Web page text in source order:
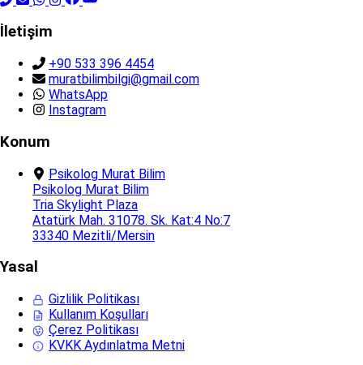
İletişim
+90 533 396 4454
muratbilimbilgi@gmail.com
WhatsApp
Instagram
Konum
Psikolog Murat Bilim
Psikolog Murat Bilim
Tria Skylight Plaza
Atatürk Mah. 31078. Sk. Kat:4 No:7
33340 Mezitli/Mersin
Yasal
Gizlilik Politikası
Kullanım Koşulları
Çerez Politikası
KVKK Aydınlatma Metni